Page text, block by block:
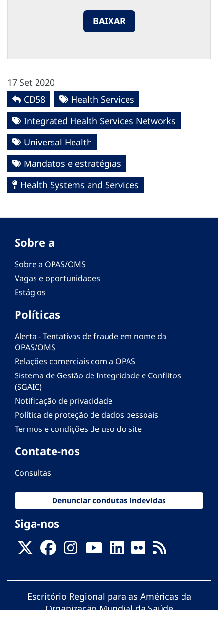
BAIXAR
17 Set 2020
CD58
Health Services
Integrated Health Services Networks
Universal Health
Mandatos e estratégias
Health Systems and Services
Sobre a
Sobre a OPAS/OMS
Vagas e oportunidades
Estágios
Políticas
Alerta - Tentativas de fraude em nome da
OPAS/OMS
Relações comerciais com a OPAS
Sistema de Gestão de Integridade e Conflitos
(SGAIC)
Notificação de privacidade
Política de proteção de dados pessoais
Termos e condições de uso do site
Contate-nos
Consultas
Denunciar condutas indevidas
Siga-nos
Escritório Regional para as Américas da
Organização Mundial da Saúde